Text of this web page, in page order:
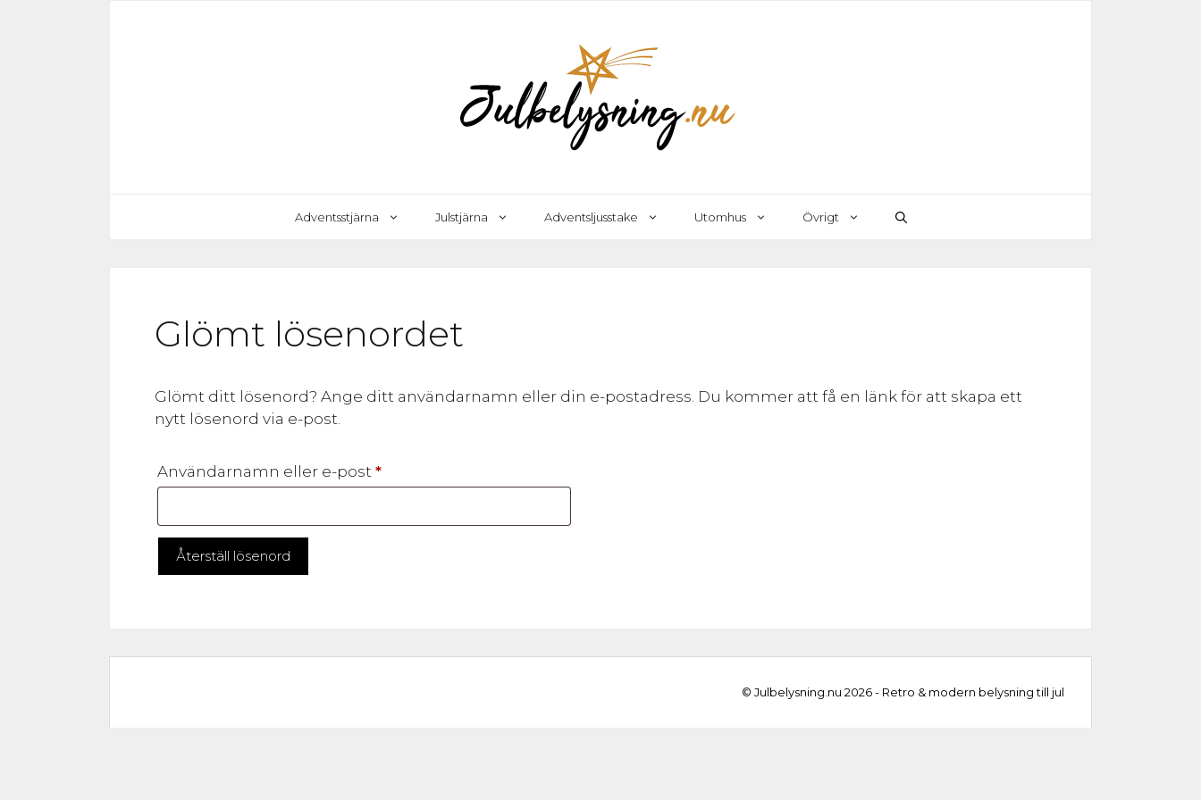
Adventsstjärna Julstjärna Adventsljusstake Utomhus Övrigt
Glömt lösenordet
Glömt ditt lösenord? Ange ditt användarnamn eller din e-postadress. Du kommer att få en länk för att skapa ett
nytt lösenord via e-post.
Användarnamn eller e-post *Obligatoriskt
Återställ lösenord
© Julbelysning.nu 2026 - Retro & modern belysning till jul